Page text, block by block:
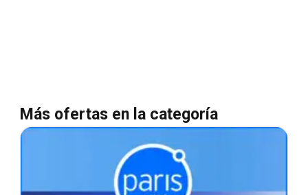
Más ofertas en la categoría